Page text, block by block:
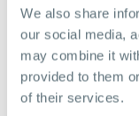
We also share
our social media,
may combine it
provided to them
of their services.